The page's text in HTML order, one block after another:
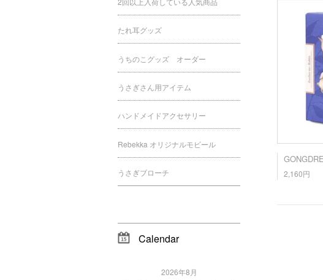
2,160円
たれ耳グッズ
うちのこグッズ オーダー
うさぎさん用アイテム
ハンドメイドアクセサリー
Rebekka オリジナルモビール
うさぎブローチ
Calendar
2026年8月